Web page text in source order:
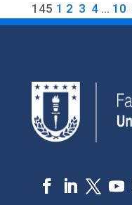
145 1 2 3 4 ... 10